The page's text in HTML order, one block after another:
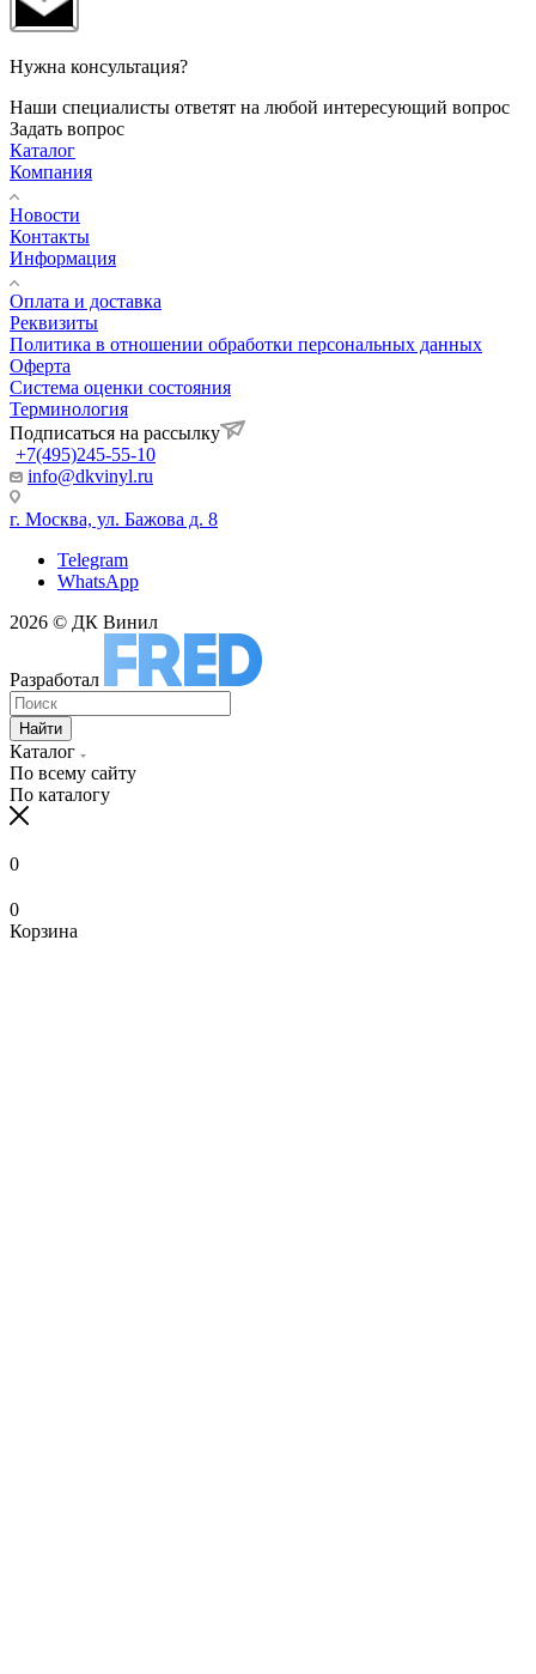
Нужна консультация?
Наши специалисты ответят на любой интересующий вопрос
Задать вопрос
Каталог
Компания
Новости
Контакты
Информация
Оплата и доставка
Реквизиты
Политика в отношении обработки персональных данных
Оферта
Система оценки состояния
Терминология
Подписаться на рассылку
+7(495)245-55-10
info@dkvinyl.ru
г. Москва, ул. Бажова д. 8
Telegram
WhatsApp
2026 © ДК Винил
Разработал
Найти
Каталог
По всему сайту
По каталогу
0
0
Корзина